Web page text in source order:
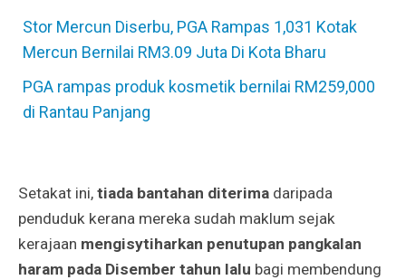
Stor Mercun Diserbu, PGA Rampas 1,031 Kotak
Mercun Bernilai RM3.09 Juta Di Kota Bharu
PGA rampas produk kosmetik bernilai RM259,000
di Rantau Panjang
Setakat ini, tiada bantahan diterima daripada
penduduk kerana mereka sudah maklum sejak
kerajaan mengisytiharkan penutupan pangkalan
haram pada Disember tahun lalu bagi membendung